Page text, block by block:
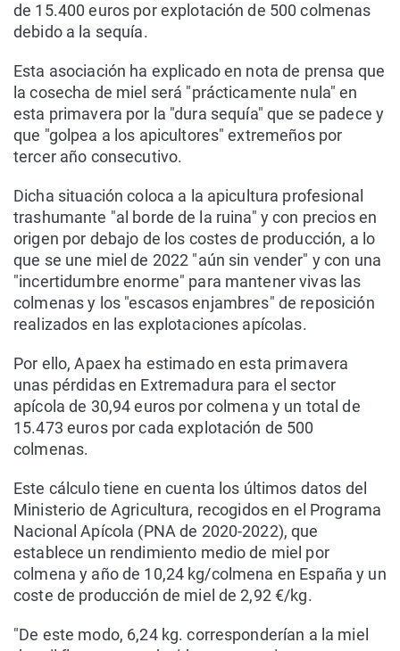
de 15.400 euros por explotación de 500 colmenas
debido a la sequía.
Esta asociación ha explicado en nota de prensa que
la cosecha de miel será "prácticamente nula" en
esta primavera por la "dura sequía" que se padece y
que "golpea a los apicultores" extremeños por
tercer año consecutivo.
Dicha situación coloca a la apicultura profesional
trashumante "al borde de la ruina" y con precios en
origen por debajo de los costes de producción, a lo
que se une miel de 2022 "aún sin vender" y con una
"incertidumbre enorme" para mantener vivas las
colmenas y los "escasos enjambres" de reposición
realizados en las explotaciones apícolas.
Por ello, Apaex ha estimado en esta primavera
unas pérdidas en Extremadura para el sector
apícola de 30,94 euros por colmena y un total de
15.473 euros por cada explotación de 500
colmenas.
Este cálculo tiene en cuenta los últimos datos del
Ministerio de Agricultura, recogidos en el Programa
Nacional Apícola (PNA de 2020-2022), que
establece un rendimiento medio de miel por
colmena y año de 10,24 kg/colmena en España y un
coste de producción de miel de 2,92 €/kg.
"De este modo, 6,24 kg. corresponderían a la miel